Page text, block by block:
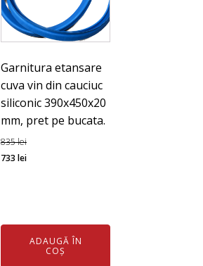
Garnitura etansare
cuva vin din cauciuc
siliconic 390x450x20
mm, pret pe bucata.
835lei
Prețul
835 lei.
733 leiPrețul
ADAUGĂ ÎN
COȘ